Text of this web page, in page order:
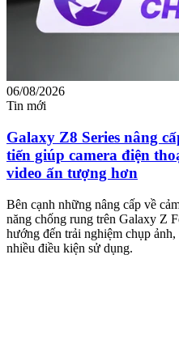
06/08/2026
Tin mới
Galaxy Z8 Series nâng
tiến giúp camera điện
video ấn tượng hơn
Bên cạnh những nâng cấp về
năng chống rung trên Galaxy Z
hướng đến trải nghiệm chụp
nhiều điều kiện sử dụng.